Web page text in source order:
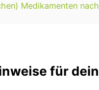
Medikamenten
für